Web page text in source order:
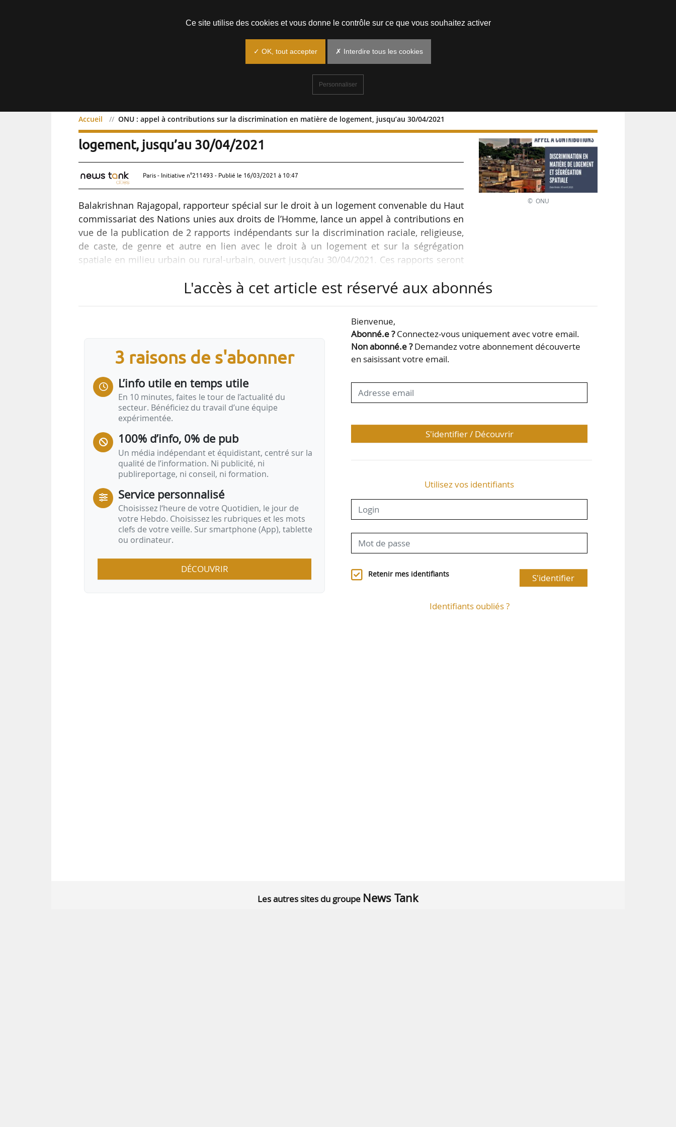
Accueil ONU : appel à contributions sur la discrimination en matière de logement, jusqu’au 30/04/2021
ONU : appel à contributions sur la discrimination en matière de
logement, jusqu’au 30/04/2021
Paris - Initiative n°211493 - Publié le 16/03/2021 à 10:47
Balakrishnan Rajagopal, rapporteur spécial sur le droit à un logement convenable du Haut
commissariat des Nations unies aux droits de l’Homme, lance un appel à contributions en
vue de la publication de 2 rapports indépendants sur la discrimination raciale, religieuse,
de caste, de genre et autre en lien avec le droit à un logement et sur la ségrégation
spatiale en milieu urbain ou rural-urbain, ouvert jusqu’au 30/04/2021. Ces rapports seront
un logement adéquat, de mettre en évidence les bonnes pratiques en matière de
© ONU
L'accès à cet article est réservé aux abonnés
3 raisons de s'abonner
L’info utile en temps utile
En 10 minutes, faites le tour de l’actualité du
secteur. Bénéficiez du travail d’une équipe
expérimentée.
100% d’info, 0% de pub
Un média indépendant et équidistant, centré sur la
qualité de l’information. Ni publicité, ni
publireportage, ni conseil, ni formation.
Service personnalisé
Choisissez l‘heure de votre Quotidien, le jour de
votre Hebdo. Choisissez les rubriques et les mots
clefs de votre veille. Sur smartphone (App), tablette
ou ordinateur.
DÉCOUVRIR
Bienvenue,
Abonné.e ?Connectez-vous uniquement avec votre email.
Non abonné.e ?Demandez votre abonnement découverte
en saisissant votre email.
S'identifier / Découvrir
Utilisez vos identifiants
Retenir mes identifiants S'identifier
Identifiants oubliés ?
Les autres sites du groupe News Tank
Ce site utilise des cookies et vous donne le contrôle sur ce que vous souhaitez activer
✓ OK, tout accepter ✗ Interdire tous les cookies
Personnaliser